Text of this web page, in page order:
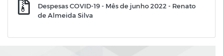
Despesas COVID-19 - Mês de junho 2022 - Renato
de Almeida Silva